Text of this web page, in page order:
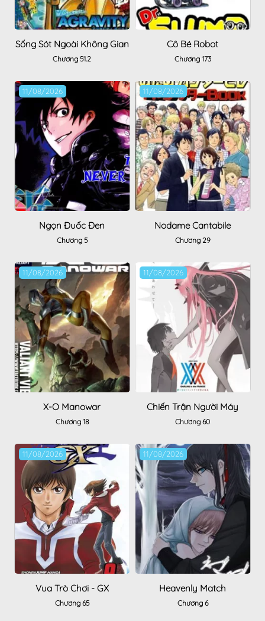
Sống Sót Ngoài Không Gian
Chương 51.2
Cô Bé Robot
Chương 173
11/08/2026
Ngọn Đuốc Đen
Chương 5
11/08/2026
Nodame Cantabile
Chương 29
11/08/2026
X-O Manowar
Chương 18
11/08/2026
Chiến Trận Người Máy
Chương 60
11/08/2026
Vua Trò Chơi - GX
Chương 65
11/08/2026
Heavenly Match
Chương 6